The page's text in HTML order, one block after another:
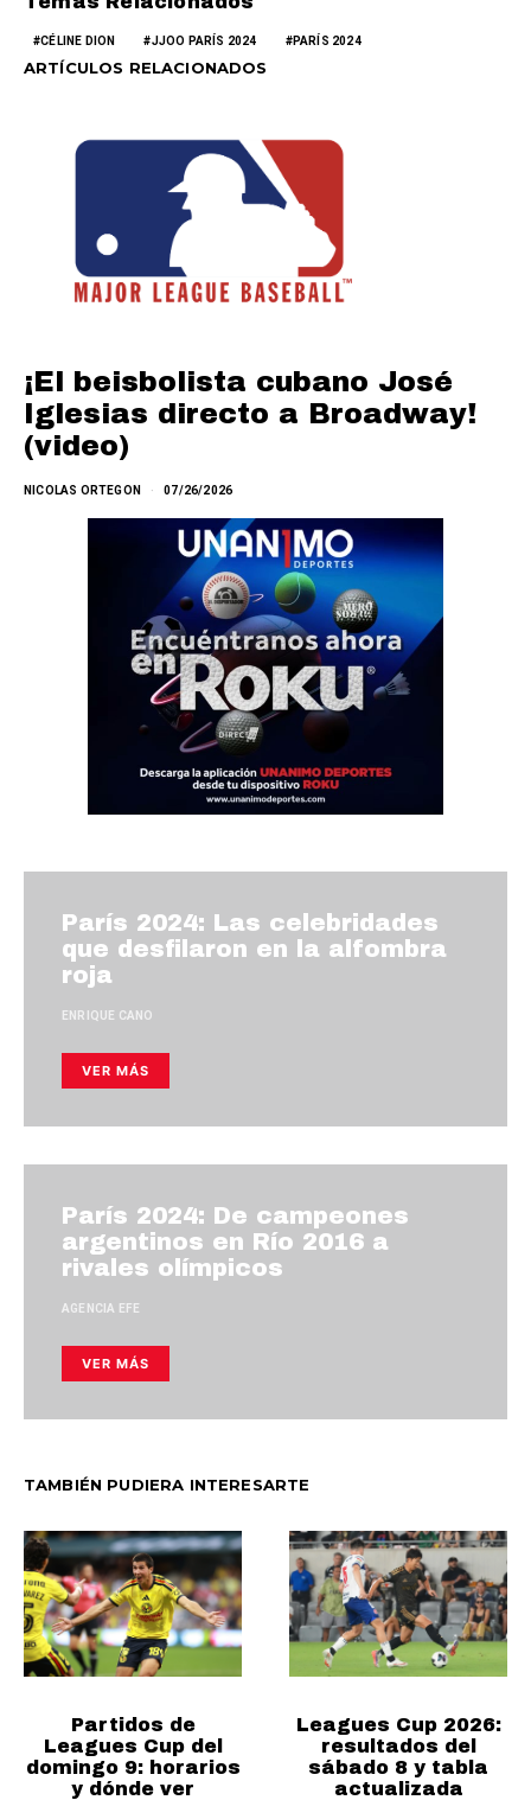
CÉLINE DION JJOO PARÍS 2024 PARÍS 2024
ARTÍCULOS RELACIONADOS
¡El beisbolista cubano José
Iglesias directo a Broadway!
(video)
NICOLAS ORTEGON 07/26/2026
París 2024: Las celebridades
que desfilaron en la alfombra
roja
ENRIQUE CANO
VER MÁS
París 2024: De campeones
argentinos en Río 2016 a
rivales olímpicos
AGENCIA EFE
VER MÁS
TAMBIÉN PUDIERA INTERESARTE
Partidos de
Leagues Cup del
domingo 9: horarios
y dónde ver
Leagues Cup 2026:
resultados del
sábado 8 y tabla
actualizada